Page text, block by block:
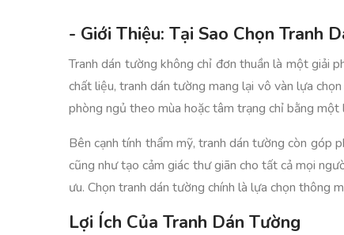
- Giới Thiệu: Tại Sao Chọn Tranh
Tranh dán tường không chỉ đơn thuần là một giải
chất liệu, tranh dán tường mang lại vô vàn lựa
phòng ngủ theo mùa hoặc tâm trạng chỉ bằng một
Bên cạnh tính thẩm mỹ, tranh dán tường còn góp
cũng như tạo cảm giác thư giãn cho tất cả mọi
ưu. Chọn tranh dán tường chính là lựa chọn thông
Lợi Ích Của Tranh Dán Tường